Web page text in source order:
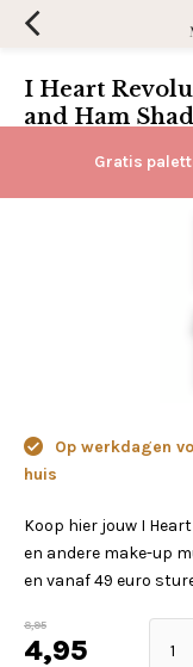
Gratis
I Heart
and Ham
Op werkdagen
huis
Koop hier jouw I
en andere make-up
en vanaf 49 euro
8,95
4,95